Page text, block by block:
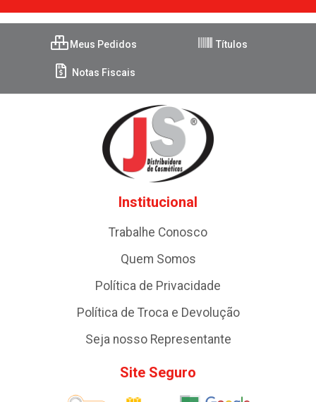
Meus Pedidos Títulos
Notas Fiscais
Institucional
Trabalhe Conosco
Quem Somos
Política de Privacidade
Política de Troca e Devolução
Seja nosso Representante
Site Seguro